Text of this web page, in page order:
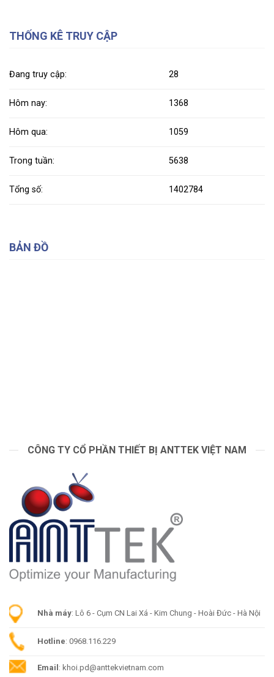
THỐNG KÊ TRUY CẬP
Đang truy cập: 28
Hôm nay: 1368
Hôm qua: 1059
Trong tuần: 5638
Tổng số: 1402784
BẢN ĐỒ
CÔNG TY CỔ PHẦN THIẾT BỊ ANTTEK VIỆT NAM
Nhà máy: Lô 6 - Cụm CN Lai Xá - Kim Chung - Hoài Đức - Hà Nội
Hotline: 0968.116.229
Email : khoi.pd@anttekvietnam.com